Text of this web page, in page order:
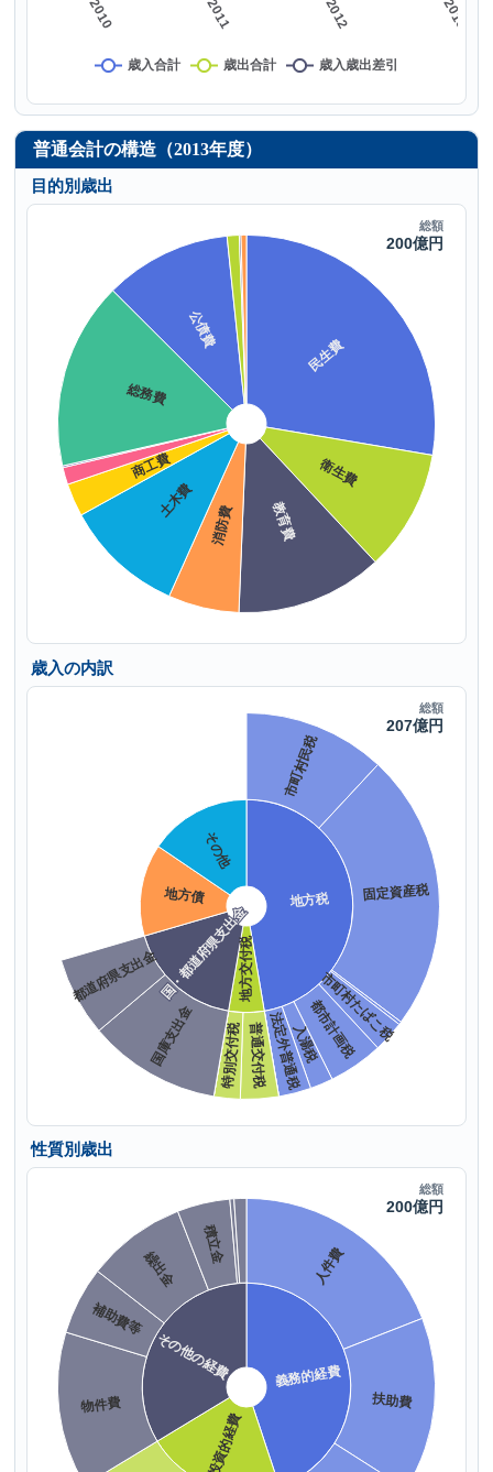
普通会計の構造（2013年度）
目的別歳出
歳入の内訳
性質別歳出